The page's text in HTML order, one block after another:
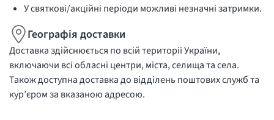
У святкові/акційні періоди можливі незначні затримки.
Географія доставки
Доставка здійснюється по всій території України,
включаючи всі обласні центри, міста, селища та села.
Також доступна доставка до відділень поштових служб та
кур’єром за вказаною адресою.